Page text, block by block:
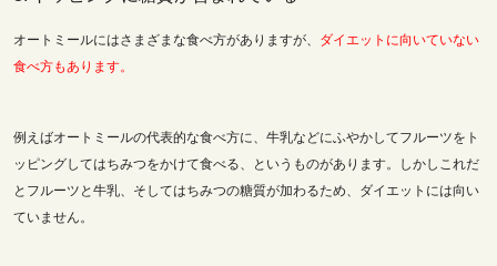
オートミールにはさまざまな食べ方がありますが、 ダイエットに向いていない
食べ方もあります。
例えばオートミールの代表的な食べ方に、牛乳などにふやかしてフルーツをト
ッピングしてはちみつをかけて食べる、というものがあります。しかしこれだ
とフルーツと牛乳、そしてはちみつの糖質が加わるため、ダイエットには向い
ていません。